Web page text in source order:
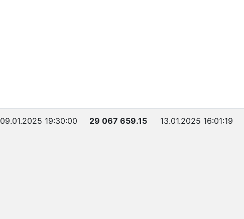
09.01.2025 19:30:00 29 067 659.15 13.01.2025 16:01:19